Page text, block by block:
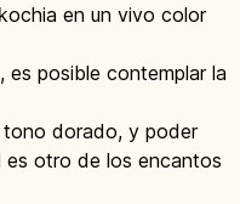
en un vivo color
posible contemplar la
tono dorado, y poder
es otro de los encantos